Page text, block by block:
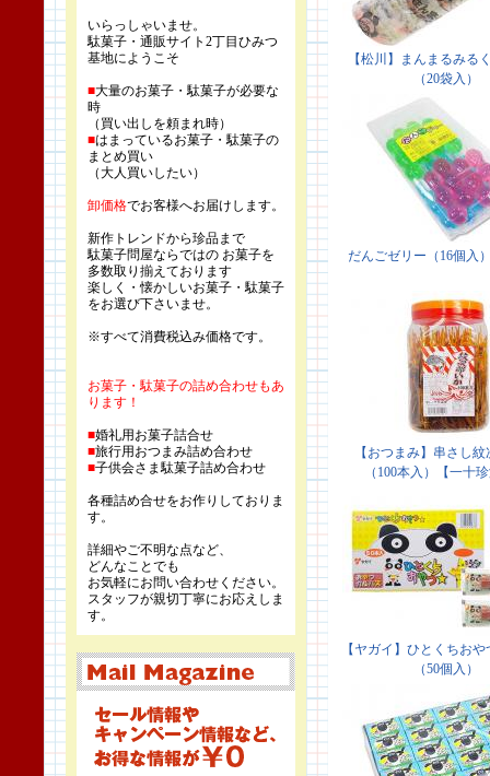
いらっしゃいませ。
駄菓子・通販サイト2丁目ひみつ
基地にようこそ
■大量のお菓子・駄菓子が必要な
時
（買い出しを頼まれ時）
■はまっているお菓子・駄菓子の
まとめ買い
（大人買いしたい）
卸価格でお客様へお届けします。
新作トレンドから珍品まで
駄菓子問屋ならではの お菓子を
多数取り揃えております
楽しく・懐かしいお菓子・駄菓子
をお選び下さいませ。
※すべて消費税込み価格です。
お菓子・駄菓子の詰め合わせもあ
ります！
■婚礼用お菓子詰合せ
■旅行用おつまみ詰め合わせ
■子供会さま駄菓子詰め合わせ
各種詰め合せをお作りしておりま
す。
詳細やご不明な点など、
どんなことでも
お気軽にお問い合わせください。
スタッフが親切丁寧にお応えしま
す。